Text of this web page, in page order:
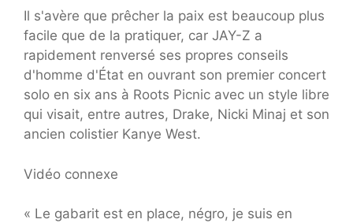
Il s'avère que prêcher la paix est beaucoup plus
facile que de la pratiquer, car JAY-Z a
rapidement renversé ses propres conseils
d'homme d'État en ouvrant son premier concert
solo en six ans à Roots Picnic avec un style libre
qui visait, entre autres, Drake, Nicki Minaj et son
ancien colistier Kanye West.
Vidéo connexe
« Le gabarit est en place, négro, je suis en